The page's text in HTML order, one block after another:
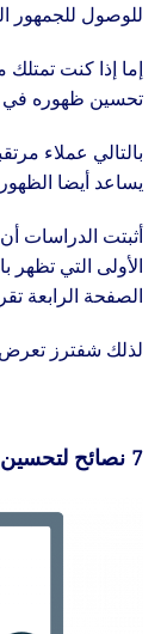
للوصول للجمهور
إما إذا كنت
تحسين ظهوره في
بالتالي عملاء
يساعد أيضا
أثبتت الدراسات
الأولى التي تظهر
الصفحة الرابعة
لذلك شفترز
7 نصائح لتحسين نتائج البحث عن موقعك الإلكتروني